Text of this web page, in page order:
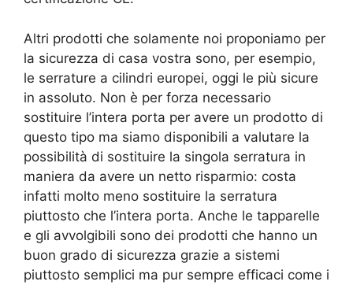
Altri prodotti che solamente noi proponiamo per
la sicurezza di casa vostra sono, per esempio,
le serrature a cilindri europei, oggi le più sicure
in assoluto. Non è per forza necessario
sostituire l’intera porta per avere un prodotto di
questo tipo ma siamo disponibili a valutare la
possibilità di sostituire la singola serratura in
maniera da avere un netto risparmio: costa
infatti molto meno sostituire la serratura
piuttosto che l’intera porta. Anche le tapparelle
e gli avvolgibili sono dei prodotti che hanno un
buon grado di sicurezza grazie a sistemi
piuttosto semplici ma pur sempre efficaci come i